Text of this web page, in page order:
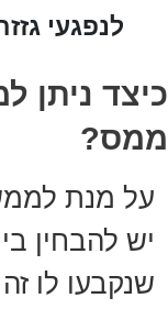
לנפגעי
כיצד ניתן
ממס?
על מנת
יש להבחין
שנקבעו לו